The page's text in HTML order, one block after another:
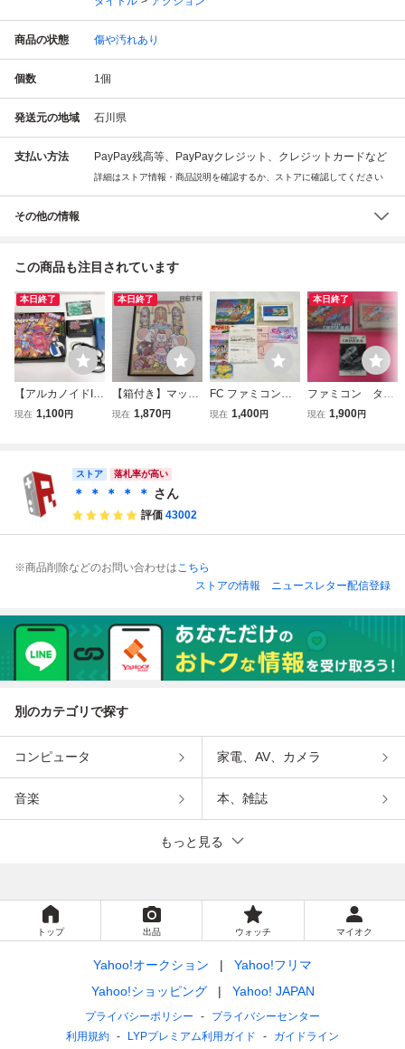
商品の状態 傷や汚れあり
個数 1個
発送元の地域 石川県
支払い方法 PayPay残高等、PayPayクレジット、クレジットカードなど
詳細はストア情報・商品説明を確認するか、ストアに確認してください
その他の情報
この商品も注目されています
本日終了
【アルカノイドII
（ARKANOID II -
トローラー付き 箱
説あり レトロゲー
ム /A87-593
現在 1,100円
本日終了
【箱付き】マッピ
ーキッズ ファミコ
現在 1,870円
FC ファミコン
リップルアイラン
現在 1,400円
本日終了
ファミコン タイ
トーチェイスHQ
現在 1,900円
ストア 落札率が高い
＊ ＊ ＊ ＊ ＊ さん
評価 43002
※商品削除などのお問い合わせはこちら
ストアの情報
ニュースレター配信登録
別のカテゴリで探す
コンピュータ 家電、AV、カメラ
音楽 本、雑誌
もっと見る
トップ 出品 ウォッチ マイオク
Yahoo!オークション
Yahoo!フリマ
Yahoo!ショッピング
Yahoo! JAPAN
プライバシーポリシー
プライバシーセンター
利用規約
LYPプレミアム利用ガイド ガイドライン